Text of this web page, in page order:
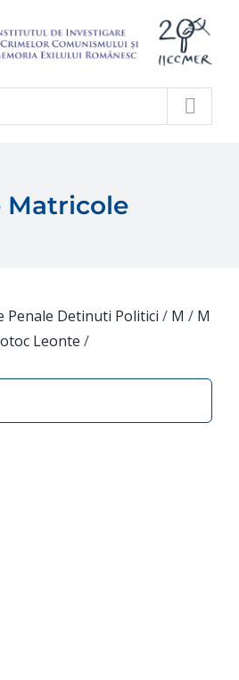
Matricole
Penale Detinuti Politici / M / M
Leonte /